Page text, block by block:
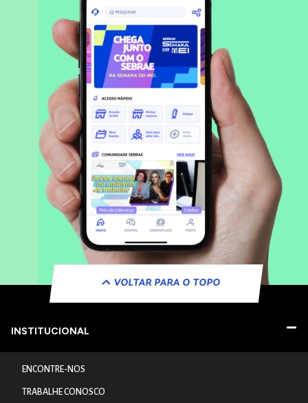
VOLTAR PARA O TOPO
INSTITUCIONAL
ENCONTRE-NOS
TRABALHE CONOSCO